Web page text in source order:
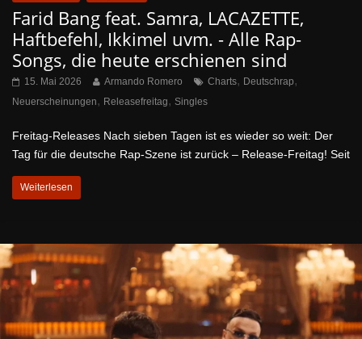
Farid Bang feat. Samra, LACAZETTE,
Haftbefehl, Ikkimel uvm. - Alle Rap-
Songs, die heute erschienen sind
15. Mai 2026 Armando Romero Charts, Deutschrap,
Neuerscheinungen, Releasefreitag, Singles
Freitag-Releases Nach sieben Tagen ist es wieder so weit: Der
Tag für die deutsche Rap-Szene ist zurück – Release-Freitag! Seit
Weiterlesen